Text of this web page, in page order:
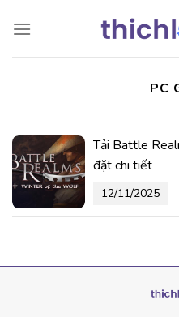
đến
PC
Tải Battle
đặt chi tiết
12/11/2025